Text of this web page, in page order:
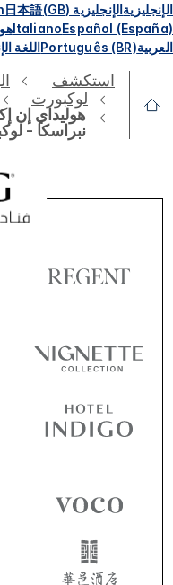
الإنجليزيةالإنجليزية (GB) 日本語
Español (España)
Italiano
العربيةPortuguês (BR)اللغة
استكشف
لوكبورت
هوليداي إن
نبراسكا -